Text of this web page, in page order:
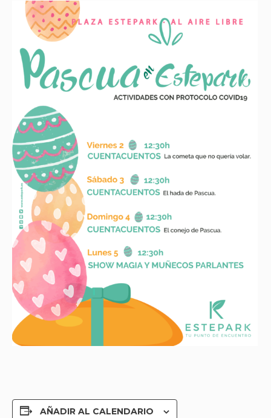
AÑADIR AL CALENDARIO